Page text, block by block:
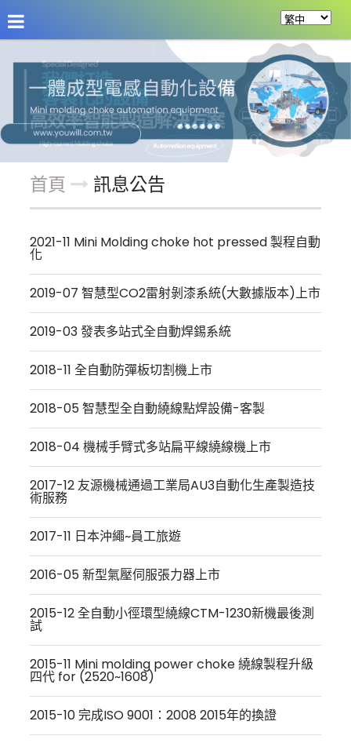
關於友源 訊息公告 產品案例 服務項目
首頁 訊息公告
2021-11 Mini Molding choke hot pressed 製程自動
化
2019-07 智慧型CO2雷射剝漆系統(大數據版本)上市
2019-03 發表多站式全自動焊錫系統
2018-11 全自動防彈板切割機上市
2018-05 智慧型全自動繞線點焊設備-客製
2018-04 機械手臂式多站扁平線繞線機上市
2017-12 友源機械通過工業局AU3自動化生產製造技
術服務
2017-11 日本沖繩~員工旅遊
2016-05 新型氣壓伺服張力器上市
2015-12 全自動小徑環型繞線CTM-1230新機最後測
試
2015-11 Mini molding power choke 繞線製程升級
四代 for (2520~1608)
2015-10 完成ISO 9001：2008 2015年的換證